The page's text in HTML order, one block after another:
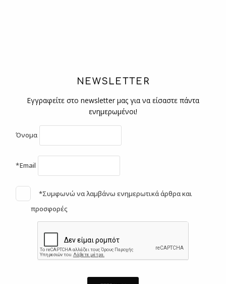
NEWSLETTER
Εγγραφείτε στο newsletter μας για να είσαστε πάντα
ενημερωμένοι!
Όνομα
*Email
*Συμφωνώ να λαμβάνω ενημερωτικά άρθρα και
προσφορές